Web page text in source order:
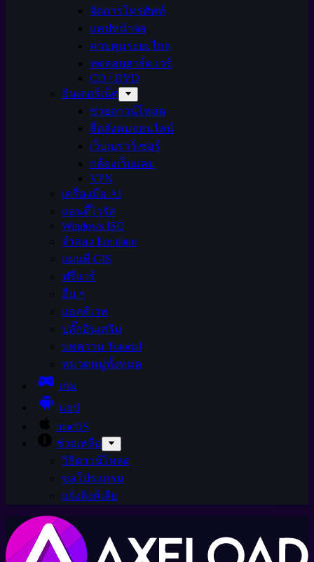
จัดการโทรศัพท์
แคปหน้าจอ
ควบคุมระยะไกล
ทดสอบฮาร์ดแวร์
CD / DVD
อินเตอร์เน็ต
ช่วยดาวน์โหลด
สื่อสังคมออนไลน์
เว็บเบราว์เซอร์
กล้องเว็บแคม
VPN
เครื่องมือ AI
แอนตี้ไวรัส
Windows ISO
จำลอง Emulator
แผนที่ GIS
ฟรีแวร์
อื่น ๆ
แอคติเวท
ปลั๊กอินเสริม
บทความ Tutorial
หมวดหมู่ทั้งหมด
เกม
แอป
macOS
ช่วยเหลือ
วิธีดาวน์โหลด
ขอโปรแกรม
แจ้งลิงก์เสีย